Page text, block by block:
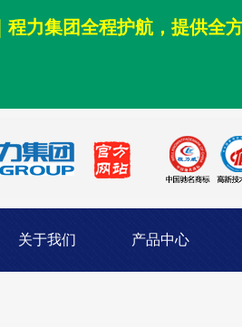
程力集团全程护航，提供全
关于我们 产品中心